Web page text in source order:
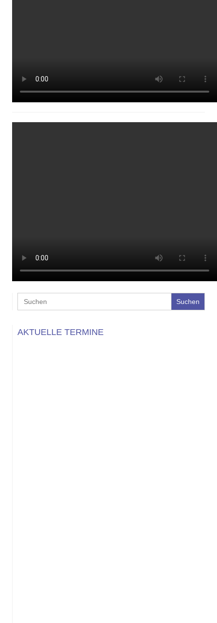
Search
for:
AKTUELLE TERMINE